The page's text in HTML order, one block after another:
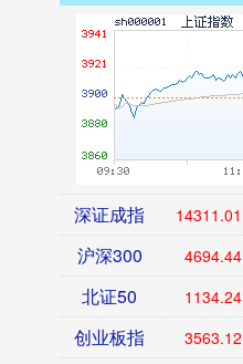
深证成指 14311.01
沪深300 4694.44
北证50 1134.24
创业板指 3563.12